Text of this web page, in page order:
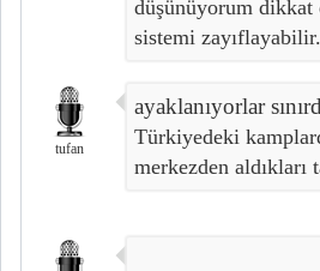
düşünüyorum dikkat
sistemi zayıflayabilir.
tufan
ayaklanıyorlar
Türkiyedeki
merkezden aldıkları